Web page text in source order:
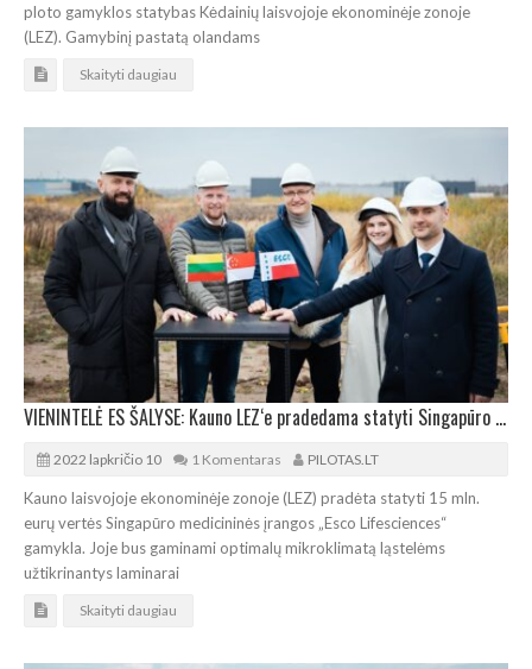
ploto gamyklos statybas Kėdainių laisvojoje ekonominėje zonoje
(LEZ). Gamybinį pastatą olandams
Skaityti daugiau
VIENINTELĖ ES ŠALYSE: Kauno LEZ‘e pradedama statyti Singapūro gamykla
2022 lapkričio 10 1 Komentaras PILOTAS.LT
Kauno laisvojoje ekonominėje zonoje (LEZ) pradėta statyti 15 mln.
eurų vertės Singapūro medicininės įrangos „Esco Lifesciences“
gamykla. Joje bus gaminami optimalų mikroklimatą ląstelėms
užtikrinantys laminarai
Skaityti daugiau